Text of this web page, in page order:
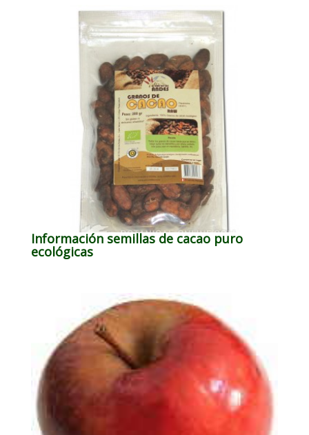
Información semillas de cacao puro
ecológicas